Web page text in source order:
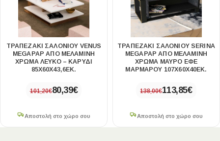
ΤΡΑΠΕΖΆΚΙ ΣΑΛΟΝΙΟΎ VENUS
MEGAPAP ΑΠΌ ΜΕΛΑΜΊΝΗ
ΧΡΏΜΑ ΛΕΥΚΌ – ΚΑΡΥΔΊ
85X60X43,6ΕΚ.
101,20€80,39€
Αποστολή στο χώρο σου
ΤΡΑΠΕΖΆΚΙ ΣΑΛΟΝΙΟΎ SERINA
MEGAPAP ΑΠΌ ΜΕΛΑΜΊΝΗ
ΧΡΏΜΑ ΜΑΎΡΟ ΕΦΈ
ΜΑΡΜΆΡΟΥ 107X60X40ΕΚ.
138,00€113,85€
Αποστολή στο χώρο σου